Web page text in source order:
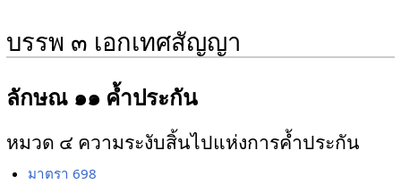
บรรพ ๓ เอกเทศสัญญา
ลักษณ ๑๑ ค้ำประกัน
หมวด ๔ ความระงับสิ้นไปแห่งการค้ำประกัน
มาตรา 698